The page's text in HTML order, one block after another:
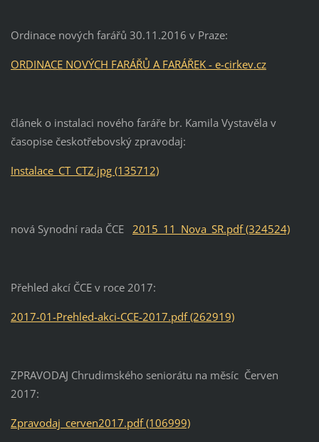
Ordinace nových farářů 30.11.2016 v Praze:
ORDINACE NOVÝCH FARÁŘŮ A FARÁŘEK - e-cirkev.cz
článek o instalaci nového faráře br. Kamila Vystavěla v
časopise českotřebovský zpravodaj:
Instalace_CT_CTZ.jpg (135712)
nová Synodní rada ČCE 2015_11_Nova_SR.pdf (324524)
Přehled akcí ČCE v roce 2017:
2017-01-Prehled-akci-CCE-2017.pdf (262919)
ZPRAVODAJ Chrudimského seniorátu na měsíc Červen
2017:
Zpravodaj_cerven2017.pdf (106999)